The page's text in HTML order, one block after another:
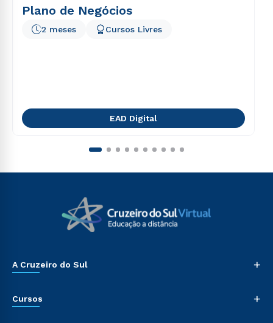
Plano de Negócios
2 meses Cursos Livres
EAD Digital
A Cruzeiro do Sul +
Cursos +